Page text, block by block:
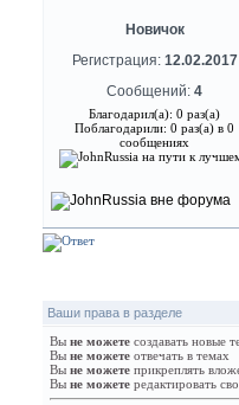
Новичок
Регистрация: 12.02.2017
Сообщений: 4
Благодарил(а): 0 раз(а)
Поблагодарили: 0 раз(а) в 0
сообщениях
Ваши права в разделе
Вы не можете создавать новые
Вы не можете отвечать в темах
Вы не можете прикреплять
Вы не можете редактировать